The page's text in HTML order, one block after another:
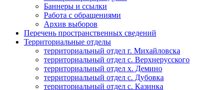
Баннеры и ссылки
Работа с обращениями
Архив выборов
Перечень пространственных сведений
Территориальные отделы
территориальный отдел г. Михайловска
территориальный отдел с. Верхнерусского
территориальный отдел х. Демино
территориальный отдел с. Дубовка
территориальный отдел с. Казинка